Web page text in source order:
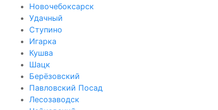
Новочебоксарск
Удачный
Ступино
Игарка
Кушва
Шацк
Берёзовский
Павловский Посад
Лесозаводск